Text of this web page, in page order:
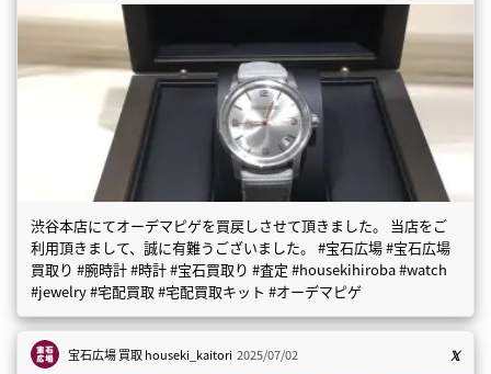
渋谷本店にてオーデマピゲを買戻しさせて頂きました。 当店をご
利用頂きまして、誠に有難うございました。 #宝石広場 #宝石広場
買取り #腕時計 #時計 #宝石買取り #査定 #housekihiroba #watch
#jewelry #宅配買取 #宅配買取キット #オーデマピゲ
宝石広場 買取houseki_kaitori 2025/07/02